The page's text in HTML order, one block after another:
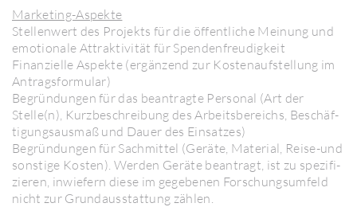
Marke­ting-Aspekte
Stel­len­wert des Projekts für die öffent­liche Meinung und
emotio­nale Attrak­ti­vität für Spen­den­freu­dig­keit
Finan­zi­elle Aspekte (ergän­zend zur Kosten­auf­stel­lung im
Antrags­for­mular)
Begründungen für das bean­tragte Personal (Art der
Stelle(n), Kurz­be­schrei­bung des Arbeits­be­reichs, Beschäf­
ti­gungs­ausmaß und Dauer des Einsatzes)
Begründungen für Sach­mittel (Geräte, Mate­rial, Reise-und
sons­tige Kosten). Werden Geräte bean­tragt, ist zu spezi­fi­
zieren, inwie­fern diese im gege­benen Forschungs­um­feld
nicht zur Grund­aus­stat­tung zählen.